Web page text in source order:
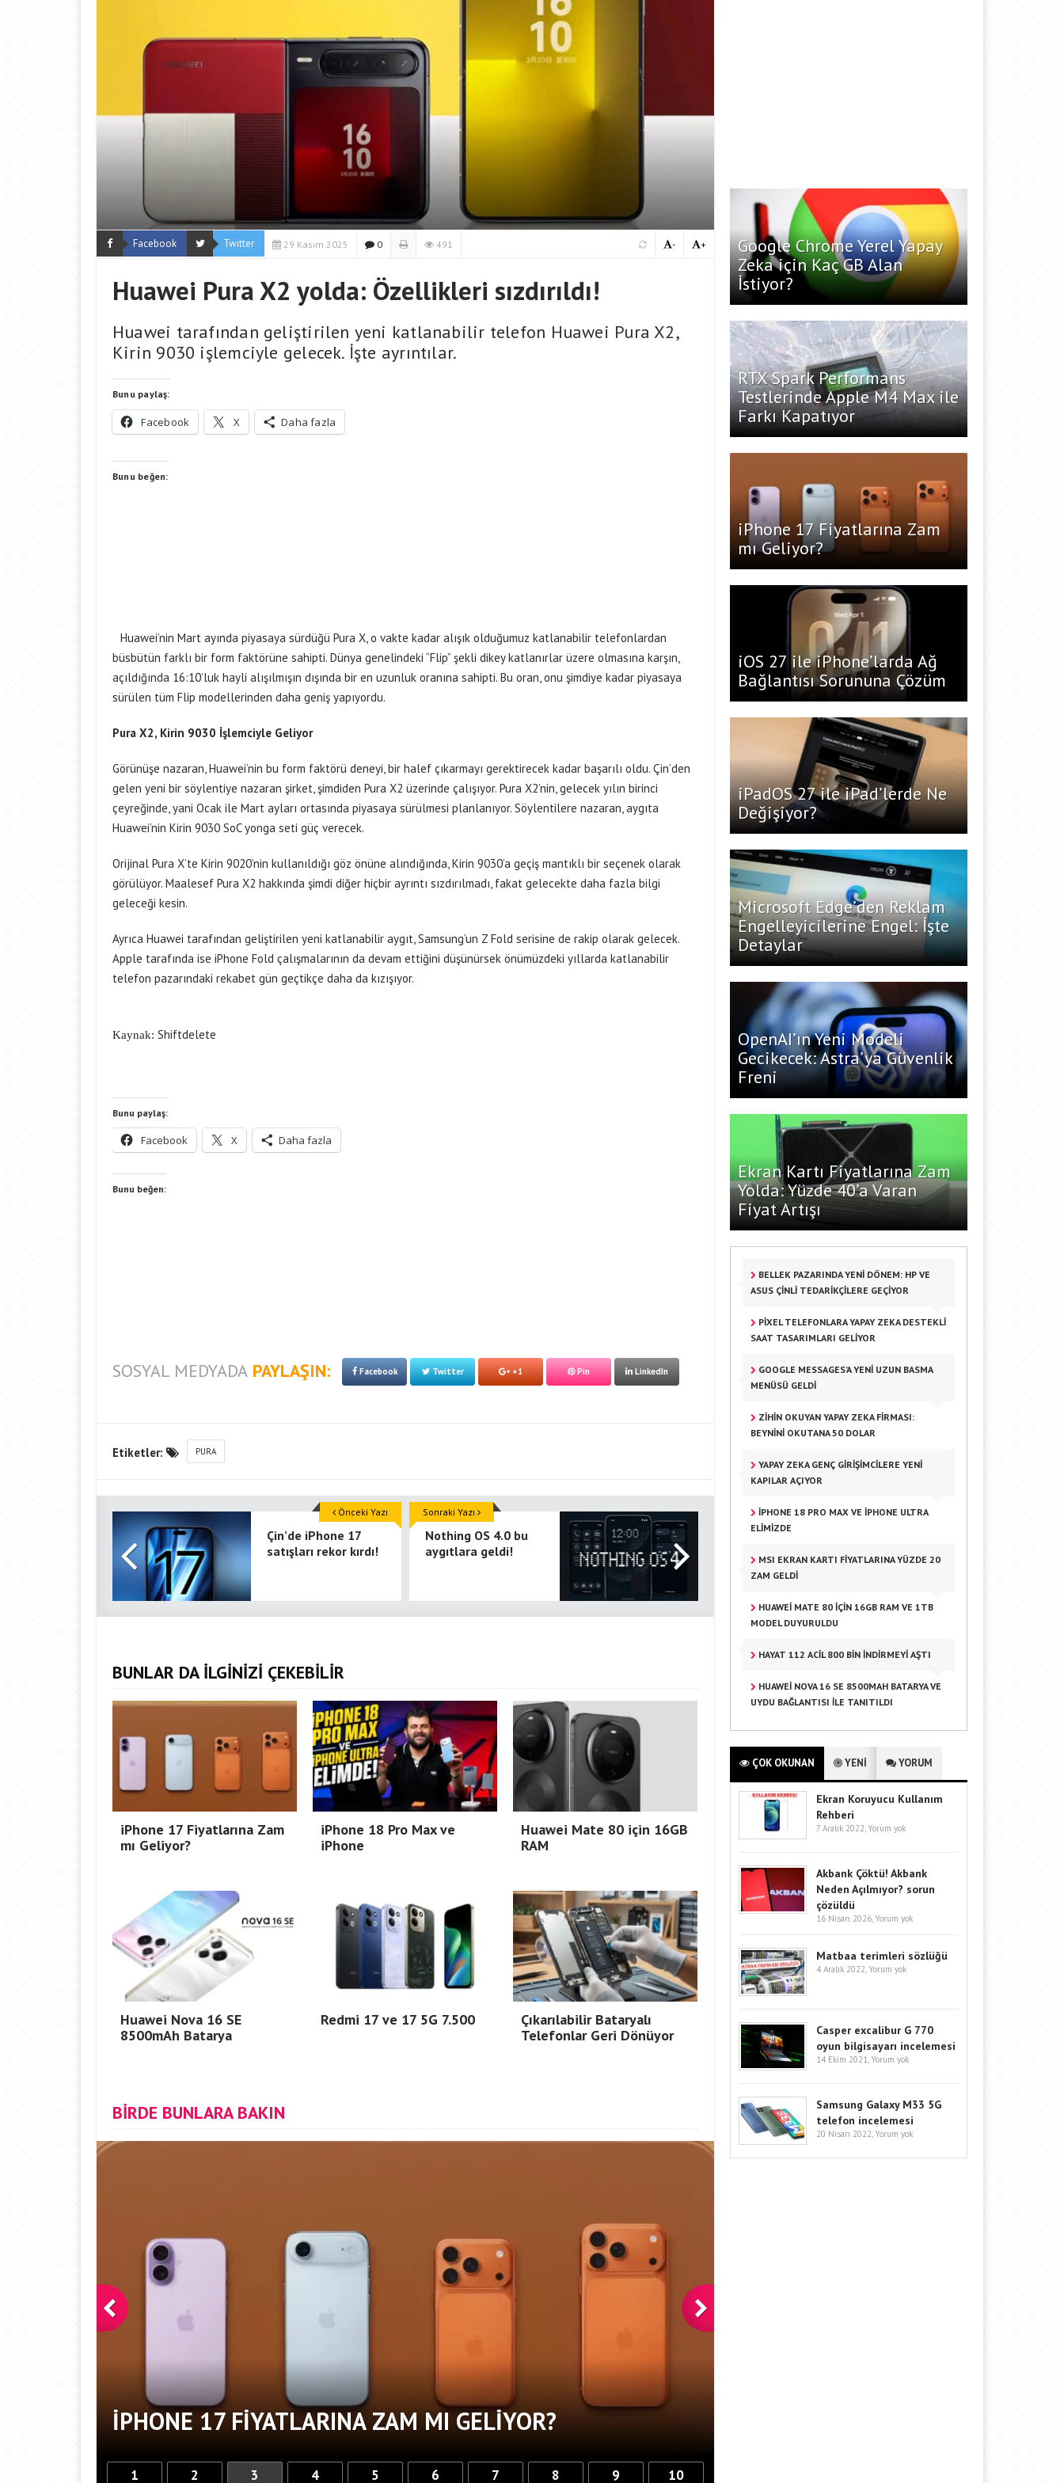
Facebook Twitter 29 Kasım 2025 0 491 +
-
Huawei Pura X2 yolda: Özellikleri sızdırıldı!
Huawei tarafından geliştirilen yeni katlanabilir telefon Huawei Pura X2,
Kirin 9030 işlemciyle gelecek. İşte ayrıntılar.
Bunu paylaş:
Facebook X Daha fazla
Bunu beğen:
Huawei’nin Mart ayında piyasaya sürdüğü Pura X, o vakte kadar alışık olduğumuz katlanabilir telefonlardan
büsbütün farklı bir form faktörüne sahipti. Dünya genelindeki “Flip” şekli dikey katlanırlar üzere olmasına karşın,
açıldığında 16:10’luk hayli alışılmışın dışında bir en uzunluk oranına sahipti. Bu oran, onu şimdiye kadar piyasaya
sürülen tüm Flip modellerinden daha geniş yapıyordu.
Pura X2, Kirin 9030 İşlemciyle Geliyor
Görünüşe nazaran, Huawei’nin bu form faktörü deneyi, bir halef çıkarmayı gerektirecek kadar başarılı oldu. Çin’den
gelen yeni bir söylentiye nazaran şirket, şimdiden Pura X2 üzerinde çalışıyor. Pura X2’nin, gelecek yılın birinci
çeyreğinde, yani Ocak ile Mart ayları ortasında piyasaya sürülmesi planlanıyor. Söylentilere nazaran, aygıta
Huawei’nin Kirin 9030 SoC yonga seti güç verecek.
Orijinal Pura X’te Kirin 9020’nin kullanıldığı göz önüne alındığında, Kirin 9030’a geçiş mantıklı bir seçenek olarak
görülüyor. Maalesef Pura X2 hakkında şimdi diğer hiçbir ayrıntı sızdırılmadı, fakat gelecekte daha fazla bilgi
geleceği kesin.
Ayrıca Huawei tarafından geliştirilen yeni katlanabilir aygıt, Samsung’un Z Fold serisine de rakip olarak gelecek.
Apple tarafında ise iPhone Fold çalışmalarının da devam ettiğini düşünürsek önümüzdeki yıllarda katlanabilir
telefon pazarındaki rekabet gün geçtikçe daha da kızışıyor.
Kaynak: Shiftdelete
Bunu paylaş:
Facebook X Daha fazla
Bunu beğen:
SOSYAL MEDYADA PAYLAŞIN: Facebook Twitter +1 Pin LinkedIn
Etiketler: PURA
Çin’de iPhone 17
satışları rekor kırdı!
Önceki Yazı
Nothing OS 4.0 bu
aygıtlara geldi!
Sonraki Yazı
BUNLAR DA İLGİNİZİ ÇEKEBİLİR
iPhone 17 Fiyatlarına Zam
mı Geliyor?
iPhone 18 Pro Max ve
iPhone
Huawei Mate 80 için 16GB
RAM
Huawei Nova 16 SE
8500mAh Batarya
Redmi 17 ve 17 5G 7.500
Çıkarılabilir Bataryalı
Telefonlar Geri Dönüyor
BİRDE BUNLARA BAKIN
IPHONE 17 FIYATLARINA ZAM MI GELIYOR?
1 2 3 4 5 6 7 8 9 10
Google Chrome Yerel Yapay
Zeka için Kaç GB Alan
İstiyor?
RTX Spark Performans
Testlerinde Apple M4 Max ile
Farkı Kapatıyor
iPhone 17 Fiyatlarına Zam
mı Geliyor?
iOS 27 ile iPhone’larda Ağ
Bağlantısı Sorununa Çözüm
iPadOS 27 ile iPad’lerde Ne
Değişiyor?
Microsoft Edge’den Reklam
Engelleyicilerine Engel: İşte
Detaylar
OpenAI’ın Yeni Modeli
Gecikecek: Astra’ya Güvenlik
Freni
Ekran Kartı Fiyatlarına Zam
Yolda: Yüzde 40’a Varan
Fiyat Artışı
BELLEK PAZARINDA YENI DÖNEM: HP VE
ASUS ÇINLI TEDARIKÇILERE GEÇIYOR
PIXEL TELEFONLARA YAPAY ZEKA DESTEKLI
SAAT TASARIMLARI GELIYOR
GOOGLE MESSAGES’A YENI UZUN BASMA
MENÜSÜ GELDI
ZIHIN OKUYAN YAPAY ZEKA FIRMASI:
BEYNINI OKUTANA 50 DOLAR
YAPAY ZEKA GENÇ GIRIŞIMCILERE YENI
KAPILAR AÇIYOR
IPHONE 18 PRO MAX VE IPHONE ULTRA
ELIMIZDE
MSI EKRAN KARTI FIYATLARINA YÜZDE 20
ZAM GELDI
HUAWEI MATE 80 IÇIN 16GB RAM VE 1TB
MODEL DUYURULDU
HAYAT 112 ACIL 800 BIN INDIRMEYI AŞTI
HUAWEI NOVA 16 SE 8500MAH BATARYA VE
UYDU BAĞLANTISI ILE TANITILDI
ÇOK OKUNAN YENİ YORUM
Ekran Koruyucu Kullanım
Rehberi
7 Aralık 2022, Yorum yok
Akbank Çöktü! Akbank
Neden Açılmıyor? sorun
çözüldü
16 Nisan 2026, Yorum yok
Matbaa terimleri sözlüğü
4 Aralık 2022, Yorum yok
Casper excalibur G 770
oyun bilgisayarı incelemesi
14 Ekim 2021, Yorum yok
Samsung Galaxy M33 5G
telefon incelemesi
20 Nisan 2022, Yorum yok